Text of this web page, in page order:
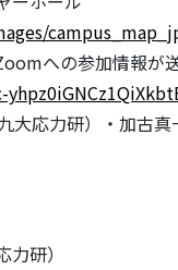
への参加情報が
応力研）・加古真
研）